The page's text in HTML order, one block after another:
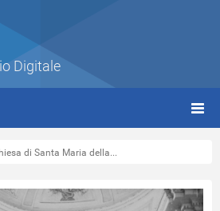
Digitale
di Santa Maria della...